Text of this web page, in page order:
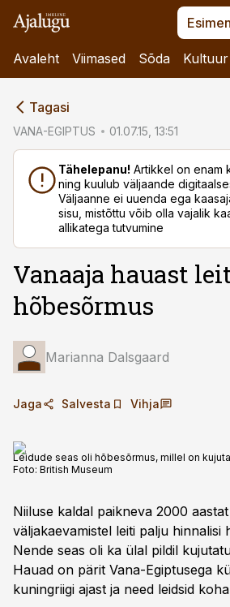
Avaleht Viimased Sõda Kultuur
Tagasi
VANA-EGIPTUS 01.07.15, 13:51
Tähelepanu! Artikkel on enam
ning kuulub väljaande
Väljaanne ei uuenda ega
sisu, mistõttu võib olla vajalik
allikatega tutvumine
Vanaaja hauast
hõbesõrmus
Marianna Dalsgaard
Jaga Salvesta Vihja
Leidude seas oli hõbesõrmus, millel on
Foto: British Museum
Niiluse kaldal ­paikneva 2000
väljakaevamistel leiti palju hinnalisi
Nende seas oli ka ülal pildil
Hauad on pärit ­Vana-Egiptusega
kuningriigi ajast ja need leidsid